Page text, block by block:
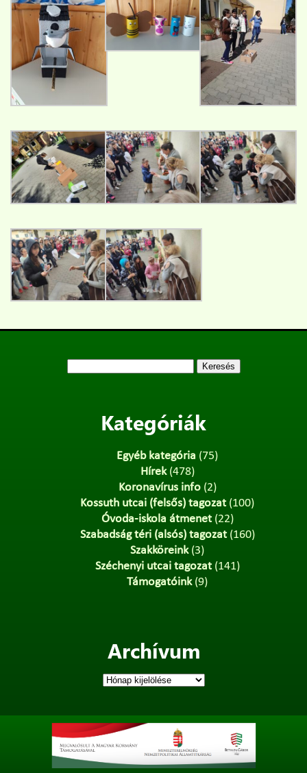
Kategóriák
Egyéb kategória (75)
Hírek(478)
Koronavírus info(2)
Kossuth utcai (felsős) tagozat(100)
Óvoda-iskola átmenet(22)
Szabadság téri (alsós) tagozat(160)
Szakköreink(3)
Széchenyi utcai tagozat(141)
Támogatóink(9)
Archívum
Archívum